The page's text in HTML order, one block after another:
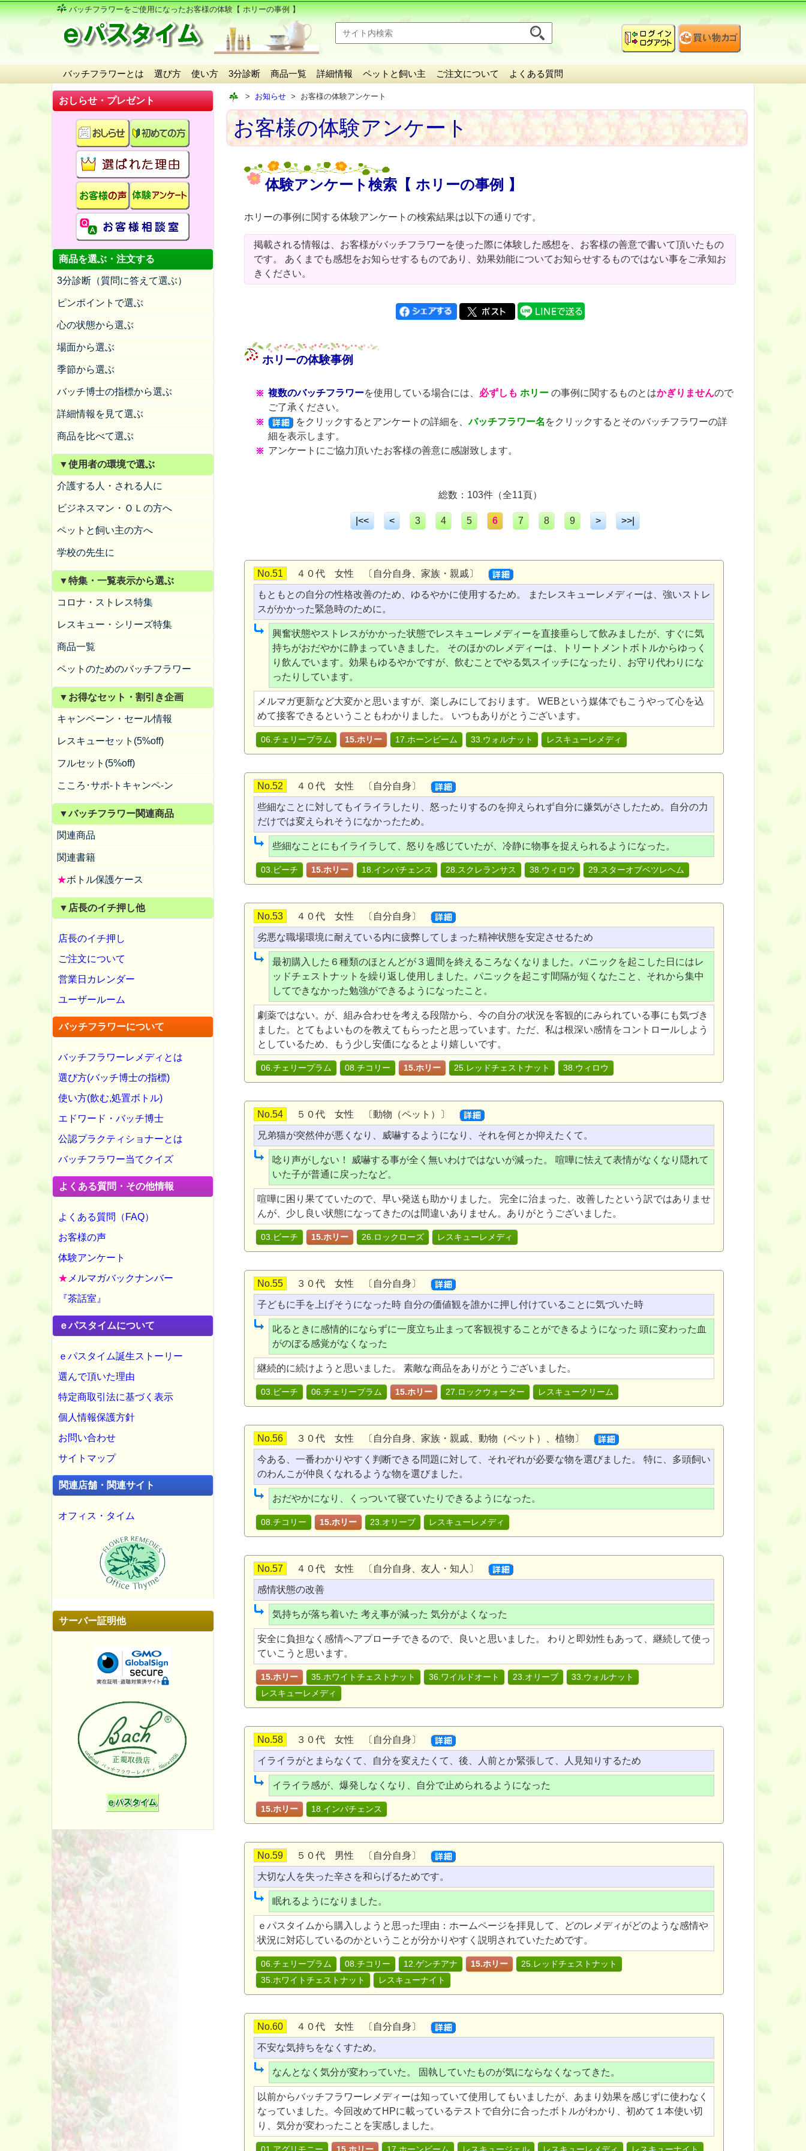
バッチフラワーをご使用になったお客様の体験【 ホリーの事例 】
バッチフラワーとは 選び方 使い方 3分診断 商品一覧 詳細情報 ペットと飼い主 ご注文について よくある質問
おしらせ・プレゼント
商品を選ぶ・注文する
3分診断（質問に答えて選ぶ）
ピンポイントで選ぶ
心の状態から選ぶ
場面から選ぶ
季節から選ぶ
バッチ博士の指標から選ぶ
詳細情報を見て選ぶ
商品を比べて選ぶ
▼使用者の環境で選ぶ
介護する人・される人に
ビジネスマン・ＯＬの方へ
ペットと飼い主の方へ
学校の先生に
▼特集・一覧表示から選ぶ
コロナ・ストレス特集
レスキュー・シリーズ特集
商品一覧
ペットのためのバッチフラワー
▼お得なセット・割引き企画
キャンペーン・セール情報
レスキューセット(5%off)
フルセット(5%off)
こころ･サポ-トキャンペ-ン
▼バッチフラワー関連商品
関連商品
関連書籍
★ボトル保護ケース
▼店長のイチ押し他
店長のイチ押し
ご注文について
営業日カレンダー
ユーザールーム
バッチフラワーについて
バッチフラワーレメディとは
選び方(バッチ博士の指標)
使い方(飲む,処置ボトル)
エドワード・バッチ博士
公認プラクティショナーとは
バッチフラワー当てクイズ
よくある質問・その他情報
よくある質問（FAQ）
お客様の声
体験アンケート
★ メルマガバックナンバー
『茶話室』
ｅパスタイムについて
ｅパスタイム誕生ストーリー
選んで頂いた理由
特定商取引法に基づく表示
個人情報保護方針
お問い合わせ
サイトマップ
関連店舗・関連サイト
オフィス・タイム
サーバー証明他
お知らせ お客様の体験アンケート
お客様の体験アンケート
体験アンケート検索【 ホリーの事例 】
ホリーの事例に関する体験アンケートの検索結果は以下の通りです。
掲載される情報は、お客様がバッチフラワーを使った際に体験した感想を、お客様の善意で書いて頂いたもの
です。 あくまでも感想をお知らせするものであり、効果効能についてお知らせするものではない事をご承知お
きください。
ホリーの体験事例
複数のバッチフラワーを使用している場合には、 必ずしも ホリーの事例に関するものとはかぎりませんので
ご了承ください。
をクリックするとアンケートの詳細を、バッチフラワー名 をクリックするとそのバッチフラワーの詳
細を表示します。
アンケートにご協力頂いたお客様の善意に感謝致します。
総数：103件（全11頁）
|<< < 3 4 5 6 7 8 9 > >>|
No.51 ４０代 女性 〔自分自身、家族・親戚〕
もともとの自分の性格改善のため、ゆるやかに使用するため。 またレスキューレメディーは、強いストレ
スがかかった緊急時のために。
興奮状態やストレスがかかった状態でレスキューレメディーを直接垂らして飲みましたが、すぐに気
持ちがおだやかに静まっていきました。 そのほかのレメディーは、トリートメントボトルからゆっく
り飲んでいます。効果もゆるやかですが、飲むことでやる気スイッチになったり、お守り代わりにな
ったりしています。
メルマガ更新など大変かと思いますが、楽しみにしております。 WEBという媒体でもこうやって心を込
めて接客できるということもわかりました。 いつもありがとうございます。
06.チェリープラム 15.ホリー 17.ホーンビーム 33.ウォルナット レスキューレメディ
No.52 ４０代 女性 〔自分自身〕
些細なことに対してもイライラしたり、怒ったりするのを抑えられず自分に嫌気がさしたため。自分の力
だけでは変えられそうになかったため。
些細なことにもイライラして、怒りを感じていたが、冷静に物事を捉えられるようになった。
03.ビーチ 15.ホリー 18.インパチェンス 28.スクレランサス 38.ウィロウ 29.スターオブベツレヘム
No.53 ４０代 女性 〔自分自身〕
劣悪な職場環境に耐えている内に疲弊してしまった精神状態を安定させるため
最初購入した６種類のほとんどが３週間を終えるころなくなりました。パニックを起こした日にはレ
ッドチェストナットを繰り返し使用しました。パニックを起こす間隔が短くなたこと、それから集中
してできなかった勉強ができるようになったこと。
劇薬ではない。が、組み合わせを考える段階から、今の自分の状況を客観的にみられている事にも気づき
ました。とてもよいものを教えてもらったと思っています。ただ、私は根深い感情をコントロールしよう
としているため、もう少し安価になるとより嬉しいです。
06.チェリープラム 08.チコリー 15.ホリー 25.レッドチェストナット 38.ウィロウ
No.54 ５０代 女性 〔動物（ペット）〕
兄弟猫が突然仲が悪くなり、威嚇するようになり、それを何とか抑えたくて。
唸り声がしない！ 威嚇する事が全く無いわけではないが減った。 喧嘩に怯えて表情がなくなり隠れて
いた子が普通に戻ったなど。
喧嘩に困り果てていたので、早い発送も助かりました。 完全に治まった、改善したという訳ではありませ
んが、少し良い状態になってきたのは間違いありません。ありがとうございました。
03.ビーチ 15.ホリー 26.ロックローズ レスキューレメディ
No.55 ３０代 女性 〔自分自身〕
子どもに手を上げそうになった時 自分の価値観を誰かに押し付けていることに気づいた時
叱るときに感情的にならずに一度立ち止まって客観視することができるようになった 頭に変わった血
がのぼる感覚がなくなった
継続的に続けようと思いました。 素敵な商品をありがとうございました。
03.ビーチ 06.チェリープラム 15.ホリー 27.ロックウォーター レスキュークリーム
No.56 ３０代 女性 〔自分自身、家族・親戚、動物（ペット）、植物〕
今ある、一番わかりやすく判断できる問題に対して、それぞれが必要な物を選びました。 特に、多頭飼い
のわんこが仲良くなれるような物を選びました。
おだやかになり、くっついて寝ていたりできるようになった。
08.チコリー 15.ホリー 23.オリーブ レスキューレメディ
No.57 ４０代 女性 〔自分自身、友人・知人〕
感情状態の改善
気持ちが落ち着いた 考え事が減った 気分がよくなった
安全に負担なく感情へアプローチできるので、良いと思いました。 わりと即効性もあって、継続して使っ
ていこうと思います。
15.ホリー 35.ホワイトチェストナット 36.ワイルドオート 23.オリーブ
33.ウォルナット
レスキューレメディ
No.58 ３０代 女性 〔自分自身〕
イライラがとまらなくて、自分を変えたくて、後、人前とか緊張して、人見知りするため
イライラ感が、爆発しなくなり、自分で止められるようになった
15.ホリー 18.インパチェンス
No.59 ５０代 男性 〔自分自身〕
大切な人を失った辛さを和らげるためです。
眠れるようになりました。
ｅパスタイムから購入しようと思った理由：ホームページを拝見して、どのレメディがどのような感情や
状況に対応しているのかということが分かりやすく説明されていたためです。
06.チェリープラム 08.チコリー 12.ゲンチアナ 15.ホリー
25.レッドチェストナット
35.ホワイトチェストナット
レスキューナイト
No.60 ４０代 女性 〔自分自身〕
不安な気持ちをなくすため。
なんとなく気分が変わっていた。 固執していたものが気にならなくなってきた。
以前からバッチフラワーレメディーは知っていて使用してもいましたが、あまり効果を感じずに使わなく
なっていました。今回改めてHPに載っているテストで自分に合ったボトルがわかり、初めて１本使い切
り、気分が変わったことを実感しました。